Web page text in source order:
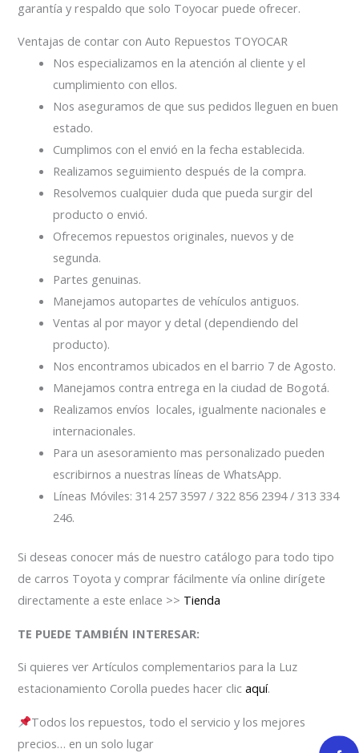
garantía y respaldo que solo Toyocar puede ofrecer.
Ventajas de contar con Auto Repuestos TOYOCAR
Nos especializamos en la atención al cliente y el
cumplimiento con ellos.
Nos aseguramos de que sus pedidos lleguen en buen
estado.
Cumplimos con el envió en la fecha establecida.
Realizamos seguimiento después de la compra.
Resolvemos cualquier duda que pueda surgir del
producto o envió.
Ofrecemos repuestos originales, nuevos y de
segunda.
Partes genuinas.
Manejamos autopartes de vehículos antiguos.
Ventas al por mayor y detal (dependiendo del
producto).
Nos encontramos ubicados en el barrio 7 de Agosto.
Manejamos contra entrega en la ciudad de Bogotá.
Realizamos envíos locales, igualmente nacionales e
internacionales.
Para un asesoramiento mas personalizado pueden
escribirnos a nuestras líneas de WhatsApp.
Líneas Móviles: 314 257 3597 / 322 856 2394 / 313 334
246.
Si deseas conocer más de nuestro catálogo para todo tipo
de carros Toyota y comprar fácilmente vía online dirígete
directamente a este enlace >> Tienda
TE PUEDE TAMBIÉN INTERESAR:
Si quieres ver Artículos complementarios para la Luz
estacionamiento Corolla puedes hacer clicaquí.
Todos los repuestos, todo el servicio y los mejores
precios… en un solo lugar